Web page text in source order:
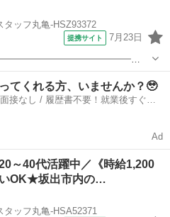
タッフ丸亀-HSZ93372
提携サイト 7月23日
間によって、朝・昼・夕食の準備をお願いします! ⇒1日約100〜...
キッチン
てくれる方、いませんか？🥹
接なし / 履歴書不要！就業後すぐに
Ad
～40代活躍中／《時給1,200
いOK★坂出市内の…
タッフ丸亀-HSA52371